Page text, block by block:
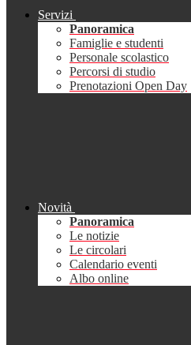
Servizi
Panoramica
Famiglie e studenti
Personale scolastico
Percorsi di studio
Prenotazioni Open Day
Novità
Panoramica
Le notizie
Le circolari
Calendario eventi
Albo online